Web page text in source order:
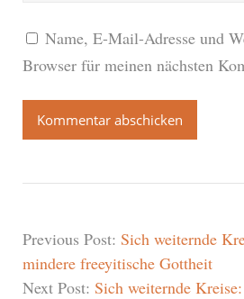
Name, E-Mail-Adresse und
Browser für meinen nächsten
Previous Post: Sich weiternde
mindere freeyitische Gottheit
Next Post: Sich weiternde